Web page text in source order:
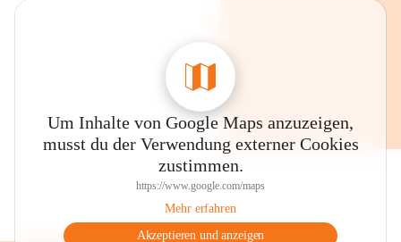
Um Inhalte von Google Maps anzuzeigen,
musst du der Verwendung externer Cookies
zustimmen.
https://www.google.com/maps
Mehr erfahren
Akzeptieren und anzeigen